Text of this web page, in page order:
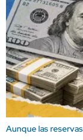
Aunque las